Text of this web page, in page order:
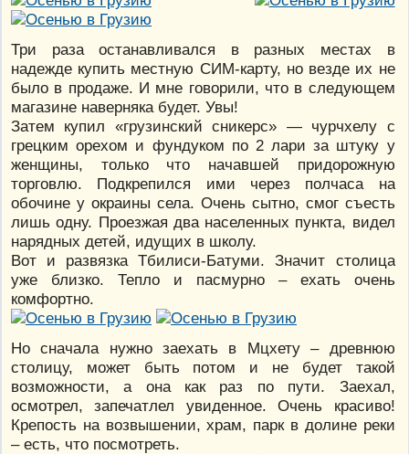
Три раза останавливался в разных местах в
надежде купить местную СИМ-карту, но везде их не
было в продаже. И мне говорили, что в следующем
магазине наверняка будет. Увы!
Затем купил «грузинский сникерс» — чурчхелу с
грецким орехом и фундуком по 2 лари за штуку у
женщины, только что начавшей придорожную
торговлю. Подкрепился ими через полчаса на
обочине у окраины села. Очень сытно, смог съесть
лишь одну. Проезжая два населенных пункта, видел
нарядных детей, идущих в школу.
Вот и развязка Тбилиси-Батуми. Значит столица
уже близко. Тепло и пасмурно – ехать очень
комфортно.
Но сначала нужно заехать в Мцхету – древнюю
столицу, может быть потом и не будет такой
возможности, а она как раз по пути. Заехал,
осмотрел, запечатлел увиденное. Очень красиво!
Крепость на возвышении, храм, парк в долине реки
– есть, что посмотреть.